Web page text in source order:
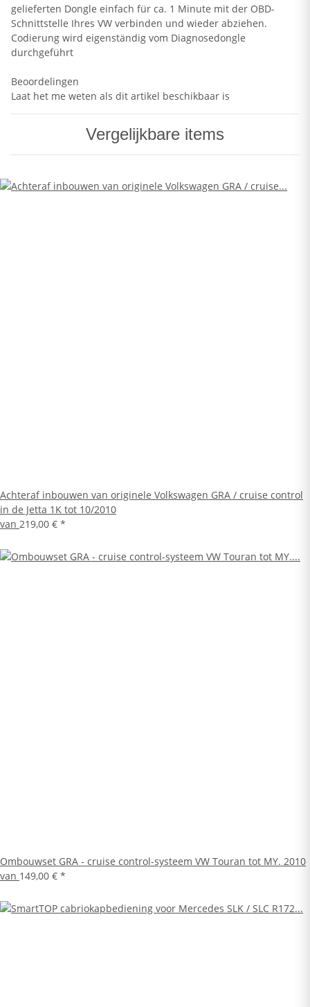
gelieferten Dongle einfach für ca. 1 Minute mit der OBD-
Schnittstelle Ihres VW verbinden und wieder abziehen.
Codierung wird eigenständig vom Diagnosedongle
durchgeführt
Beoordelingen
Laat het me weten als dit artikel beschikbaar is
Vergelijkbare items
Achteraf inbouwen van originele Volkswagen GRA / cruise control
in de Jetta 1K tot 10/2010
van 219,00 € *
Ombouwset GRA - cruise control-systeem VW Touran tot MY. 2010
van 149,00 € *